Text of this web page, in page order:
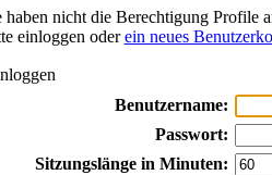
haben nicht die Berechtigung Profile
einloggen oderein neues
Benutzername:
Passwort:
Sitzungslänge in Minuten: